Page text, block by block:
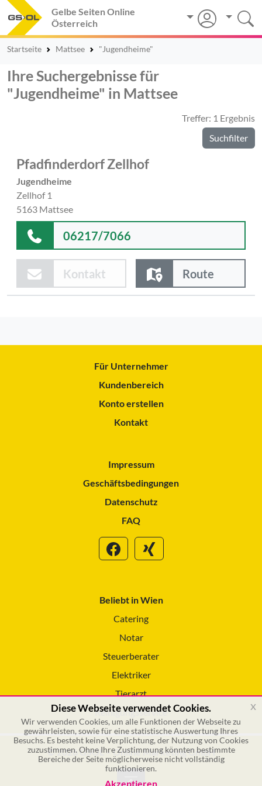
Gelbe Seiten Online
Österreich
Startseite Mattsee "Jugendheime"
Ihre Suchergebnisse für
"Jugendheime" in Mattsee
Treffer: 1 Ergebnis
Suchfilter
Pfadfinderdorf Zellhof
Jugendheime
Zellhof 1
5163 Mattsee
06217/7066
Kontakt Route
Für Unternehmer
Kundenbereich
Konto erstellen
Kontakt
Impressum
Geschäftsbedingungen
Datenschutz
FAQ
Beliebt in Wien
Catering
Notar
Steuerberater
Elektriker
Tierarzt
Reinigungsservice
© 2026 GSOL – Online Marketing GmbH
Diese Webseite verwendet Cookies.
Wir verwenden Cookies, um alle Funktionen der Webseite zu
gewährleisten, sowie für eine statistische Auswertung Ihres
Besuchs. Es besteht keine Verplichtung, der Nutzung von Cookies
zuzustimmen. Ohne Ihre Zustimmung könnten bestimmte
Bereiche der Seite möglicherweise nicht vollständig
funktionieren.
Akzeptieren
x